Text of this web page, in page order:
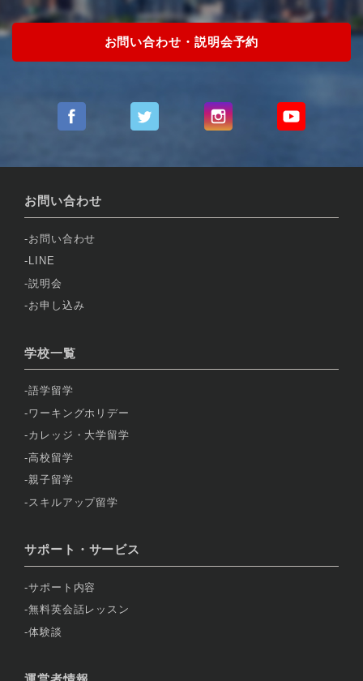
お問い合わせ・説明会予約
お問い合わせ
お問い合わせ
LINE
説明会
お申し込み
学校一覧
語学留学
ワーキングホリデー
カレッジ・大学留学
高校留学
親子留学
スキルアップ留学
サポート・サービス
サポート内容
無料英会話レッスン
体験談